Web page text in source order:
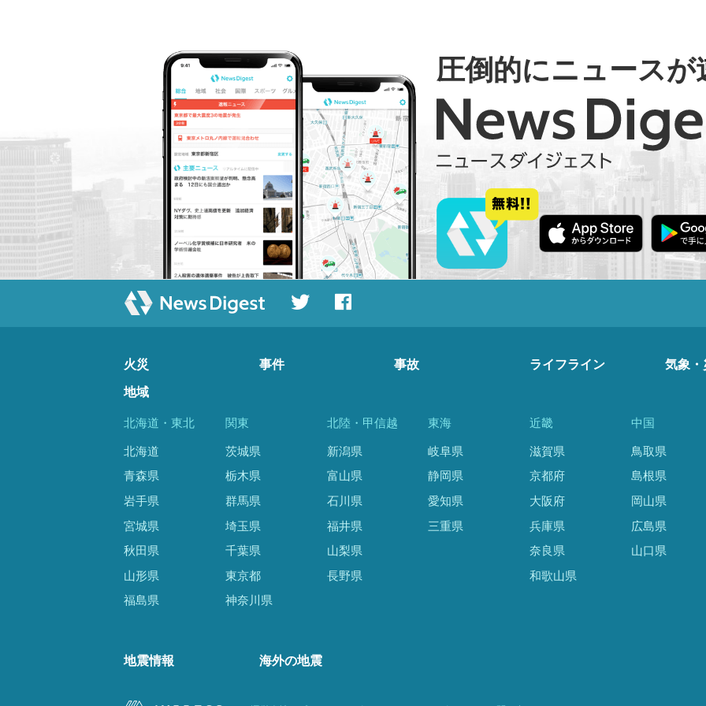
圧倒的にニュースが
火災 事件 事故 ライフライン 気象・
地域
北海道・東北
北海道
青森県
岩手県
宮城県
秋田県
山形県
福島県
関東
茨城県
栃木県
群馬県
埼玉県
千葉県
東京都
神奈川県
北陸・甲信越
新潟県
富山県
石川県
福井県
山梨県
長野県
東海
岐阜県
静岡県
愛知県
三重県
近畿
滋賀県
京都府
大阪府
兵庫県
奈良県
和歌山県
中国
鳥取県
島根県
岡山県
広島県
山口県
地震情報 海外の地震